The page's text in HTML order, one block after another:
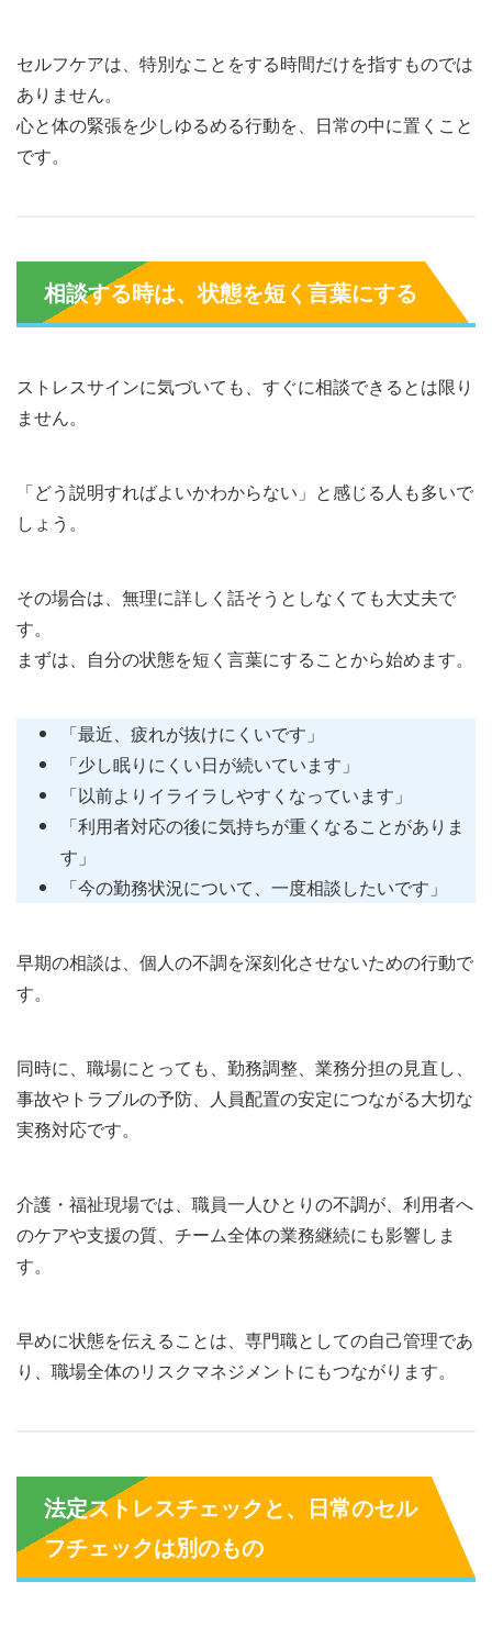
セルフケアは、特別なことをする時間だけを指すものでは
ありません。
心と体の緊張を少しゆるめる行動を、日常の中に置くこと
です。
相談する時は、状態を短く言葉にする
ストレスサインに気づいても、すぐに相談できるとは限り
ません。
「どう説明すればよいかわからない」と感じる人も多いで
しょう。
その場合は、無理に詳しく話そうとしなくても大丈夫で
す。
まずは、自分の状態を短く言葉にすることから始めます。
「最近、疲れが抜けにくいです」
「少し眠りにくい日が続いています」
「以前よりイライラしやすくなっています」
「利用者対応の後に気持ちが重くなることがありま
す」
「今の勤務状況について、一度相談したいです」
早期の相談は、個人の不調を深刻化させないための行動で
す。
同時に、職場にとっても、勤務調整、業務分担の見直し、
事故やトラブルの予防、人員配置の安定につながる大切な
実務対応です。
介護・福祉現場では、職員一人ひとりの不調が、利用者へ
のケアや支援の質、チーム全体の業務継続にも影響しま
す。
早めに状態を伝えることは、専門職としての自己管理であ
り、職場全体のリスクマネジメントにもつながります。
法定ストレスチェックと、日常のセル
フチェックは別のもの